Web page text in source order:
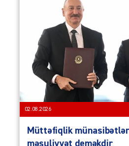
02.08.2026
Müttəfiqlik
məsuliyyət deməkdir